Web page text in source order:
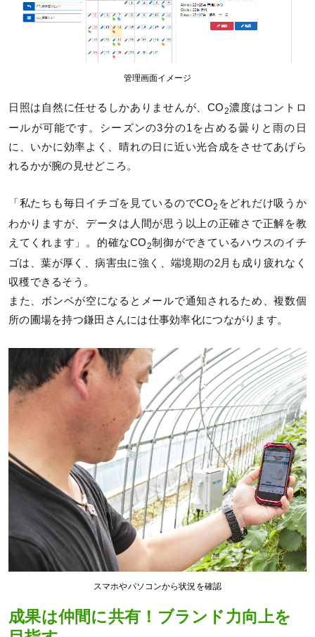
管理画面イメージ
日照は自然に任せるしかありませんが、CO2濃度はコントロ
ールが可能です。シーズンの3分の1を占める曇りと雨の日
に、いかに効率よく、晴れの日に近い光合成をさせてあげら
れるかが腕の見せどころ。
「私たちも毎日イチゴを見ているのでCO2 をどれだけ吸うか
わかりますが、データは人間が思う以上の正確さで正解を教
えてくれます」。的確なCO2制御ができているハウスのイチ
ゴは、葉が厚く、病害虫に強く、端境期の2月も成り疲れなく
収穫できるそう。
また、ボンベが空になるとメールで通知されるため、複数個
所の圃場を持つ鎌田さんには仕事効率化につながります。
スマホやパソコンから状況を確認
成果は仲間に共有！ブランド力向上を